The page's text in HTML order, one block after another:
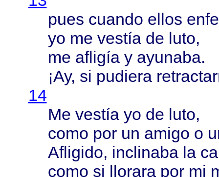
pues cuando ellos
yo me vestíade luto,
me afligíay ayunaba.
¡Ay, si pudiera
14
Me vestíayo de luto,
como por un amigo o
Afligido, inclinabala
como si llorarapor mi